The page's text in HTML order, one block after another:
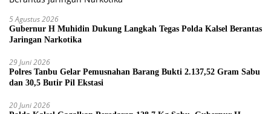
5 Agustus 2026
Gubernur H Muhidin Dukung Langkah Tegas Polda Kalsel Berantas
Jaringan Narkotika
29 Juni 2026
Polres Tanbu Gelar Pemusnahan Barang Bukti 2.137,52 Gram Sabu
dan 30,5 Butir Pil Ekstasi
20 Juni 2026